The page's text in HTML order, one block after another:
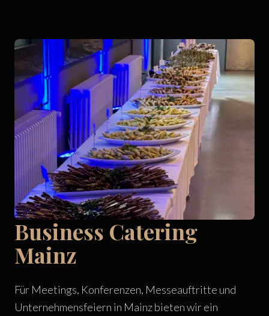
Business Catering
Mainz
Für Meetings, Konferenzen, Messeauftritte und
Unternehmensfeiern in Mainz bieten wir ein